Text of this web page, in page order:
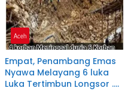
Aceh
Empat, Penambang Emas
Nyawa Melayang 6 luka
Luka Tertimbun Longsor .